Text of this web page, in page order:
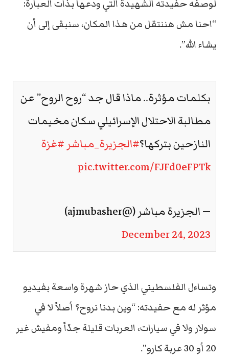
لوصفه حفيدته الشهيدة التي ودعها بذات العبارة:
“احنا مش هننتقل من هذا المكان، سنبقى إلى أن
يشاء الله”.
بكلمات مؤثرة.. ماذا قال جد “روح الروح” عن
مطالبة الاحتلال الإسرائيلي سكان مخيمات
النازحين بتركها؟#الجزيرة_مباشر #غزة
pic.twitter.com/FJFd0eFPTk
— الجزيرة مباشر (@ajmubasher)
December 24, 2023
وتساءل الفلسطيني الذي حاز شهرة واسعة بفيديو
مؤثر له مع حفيدته: “وين بدنا نروح؟ أصلاً لا في
سولار ولا في سيارات، العربات قليلة جدّاً ومفيش غير
20 أو 30 عربة كارو”.